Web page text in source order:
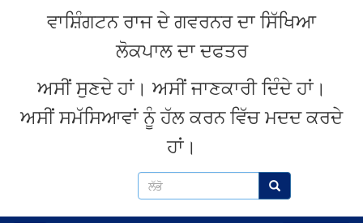
ਲੱਭੋ ਲੱਭੋ
ਵਾਸ਼ਿੰਗਟਨਰਾਜਦੇਗਵਰਨਰਦਾਸਿੱਖਿਆ
ਲੋਕਪਾਲਦਾਦਫਤਰ
ਅਸੀਂਸੁਣਦੇਹਾਂ। ਅਸੀਂਜਾਣਕਾਰੀ ਦਿੰਦੇਹਾਂ।
ਅਸੀਂਸਮੱਸਿਆਵਾਂਨੂੰਹੱਲਕਰਨਵਿੱਚਮਦਦਕਰਦੇ
ਹਾਂ।